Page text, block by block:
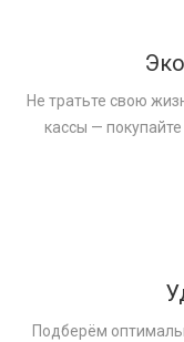
Не тратьте свою
кассы —
Подберём